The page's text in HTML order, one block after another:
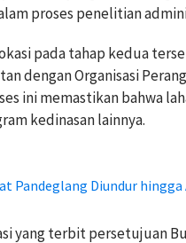
proses penelitian
pada tahap kedua
dengan Organisasi
ini memastikan bahwa
kedinasan lainnya.
Pandeglang Diundur
yang terbit persetujuan